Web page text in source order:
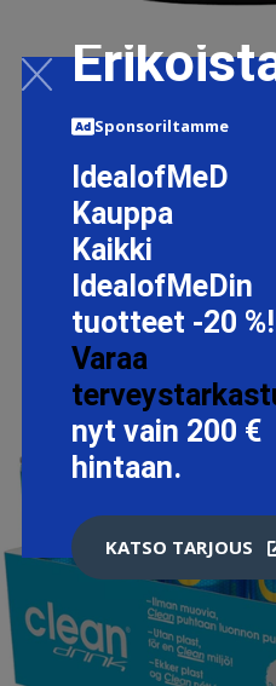
ULTIMATE BCAA,
87.6
Sponsoriltamme
IdealofMeD
Kauppa
Kaikki
IdealofMeDin
tuotteet -20 %!
Varaa
nyt vain 200 €
hintaan.
KATSO TARJOUS